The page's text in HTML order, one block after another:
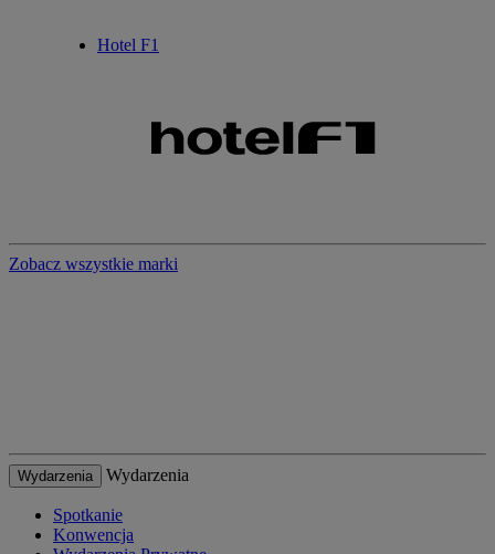
Hotel F1
Zobacz wszystkie marki
Wydarzenia Wydarzenia
Spotkanie
Konwencja